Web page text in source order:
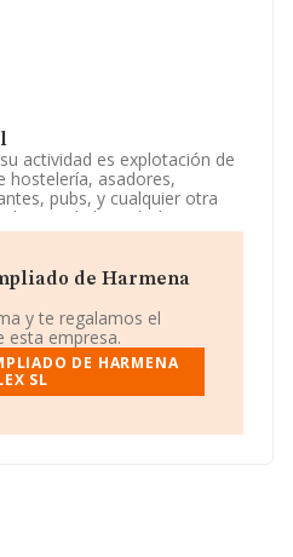
actividad es explotación de
hostelería, asadores,
pubs, y cualquier otra
ramo de hostelería
y bebidas y otros. La
jurídicas' con código
actividad en mercados
a disposición de
un número de empleados
S.L, con CIF B98639040,
de Harmena
y te regalamos el
esta empresa.
DE HARMENA
SL